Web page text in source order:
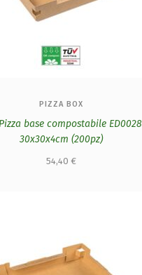
PIZZA BOX
base compostabile ED0028
30x30x4cm (200pz)
54,40 €